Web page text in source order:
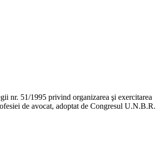
nr. 51/1995 privind organizarea şi exercitarea
de avocat, adoptat de Congresul U.N.B.R.